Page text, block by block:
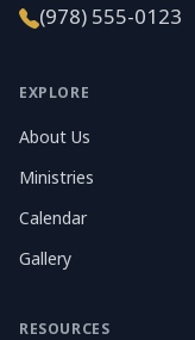
(978) 555-0123
EXPLORE
About Us
Ministries
Calendar
Gallery
RESOURCES